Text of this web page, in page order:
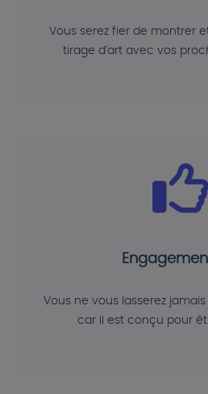
Vous serez fier de montrer
tirage d'art avec vos
Vous ne vous lasserez
car il est conçu pour